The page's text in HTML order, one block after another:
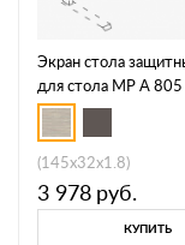
Экран стола
для стола МР А 805
(145x32x1.8)
3 978 руб.
КУПИТЬ